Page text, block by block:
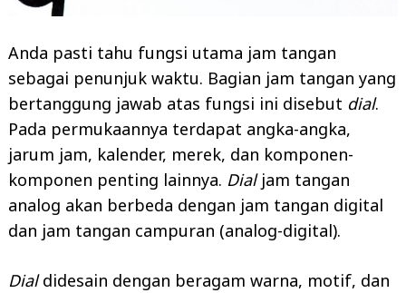
Anda pasti tahu fungsi utama jam tangan
sebagai penunjuk waktu. Bagian jam tangan yang
bertanggung jawab atas fungsi ini disebut dial.
Pada permukaannya terdapat angka-angka,
jarum jam, kalender, merek, dan komponen-
komponen penting lainnya. Dialjam tangan
analog akan berbeda dengan jam tangan digital
dan jam tangan campuran (analog-digital).
Dialdidesain dengan beragam warna, motif, dan